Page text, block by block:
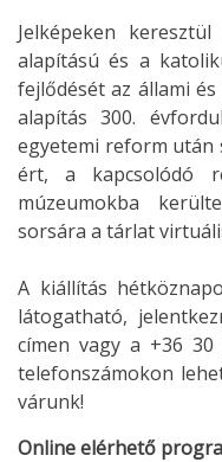
Jelképeken
alapítású és a
fejlődését az állami
alapítás 300.
egyetemi reform után
ért, a kapcsolódó
múzeumokba
sorsára a tárlat
A kiállítás
látogatható,
címen vagy a +36
telefonszámokon
várunk!
Online elérhető